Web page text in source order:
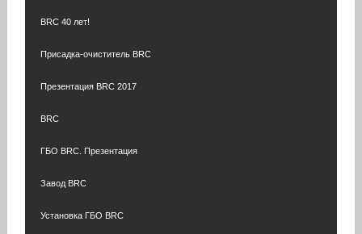
BRC 40 лет!
Присадка-очиститель BRC
Презентация BRC 2017
BRC
ГБО BRC. Презентация
Завод BRC
Установка ГБО BRC